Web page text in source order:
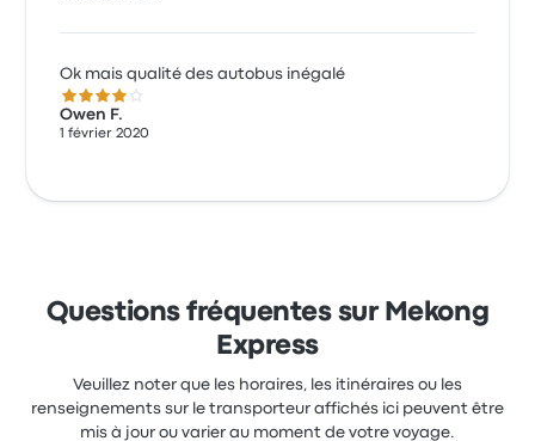
Ok mais qualité des autobus inégalé
4.0 sur 5 étoiles
Owen F.
1 février 2020
Questions fréquentes sur Mekong
Express
Veuillez noter que les horaires, les itinéraires ou les
renseignements sur le transporteur affichés ici peuvent être
mis à jour ou varier au moment de votre voyage.